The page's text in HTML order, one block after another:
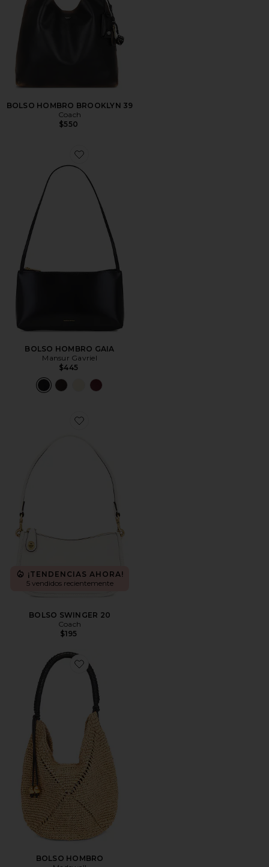
BOLSO HOMBRO BROOKLYN 39
Coach
$550
Favorite BOLSO HOMBRO GAIA
BOLSO HOMBRO GAIA
Mansur Gavriel
$445
Favorite BOLSO SWINGER 20
¡TENDENCIAS AHORA!
5 vendidos recientemente
BOLSO SWINGER 20
Coach
$195
Favorite BOLSO HOMBRO
BOLSO HOMBRO